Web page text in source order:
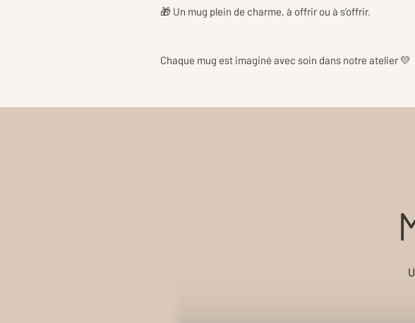
🎁 Un mug plein de charme, à offrir ou à s’offrir.
Chaque mug est imaginé avec soin dans notre atelier 💛